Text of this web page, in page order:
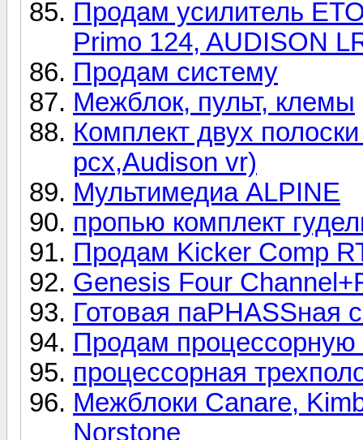
Продам усилитель
Primo 124, AUDISON
Продам систему
Межблок, пульт, клемы
Комплект двух
pcx,Audison vr)
Мультимедиа ALPINE
пропью комплект
Продам Kicker Comp
Genesis Four
Готовая паPHASSная
Продам
процессорная
Межблоки Canare,
Norstone